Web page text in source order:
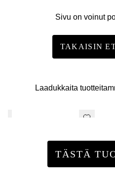
Sivu on voinut
TAKAISIN
Laadukkaita
TÄSTÄ